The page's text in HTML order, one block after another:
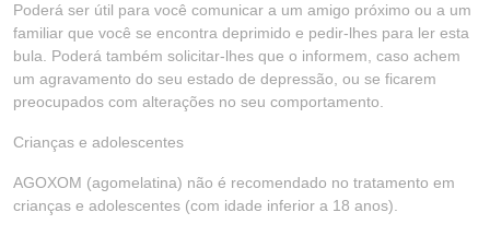
Poderá ser útil para você comunicar a um amigo próximo ou a um
familiar que você se encontra deprimido e pedir-lhes para ler esta
bula. Poderá também solicitar-lhes que o informem, caso achem
um agravamento do seu estado de depressão, ou se ficarem
preocupados com alterações no seu comportamento.
Crianças e adolescentes
AGOXOM (agomelatina) não é recomendado no tratamento em
crianças e adolescentes (com idade inferior a 18 anos).